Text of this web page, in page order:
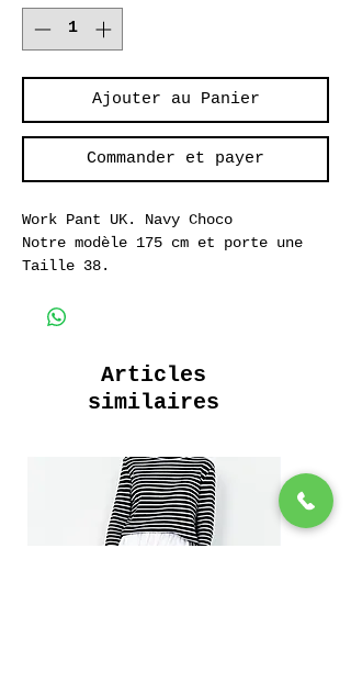
Ajouter au Panier
Commander et payer
Work Pant UK. Navy Choco
Notre modèle 175 cm et porte une
Taille 38.
Navy Choco
Articles
similaires